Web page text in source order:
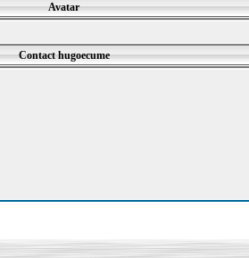
Avatar
Contact hugoecume